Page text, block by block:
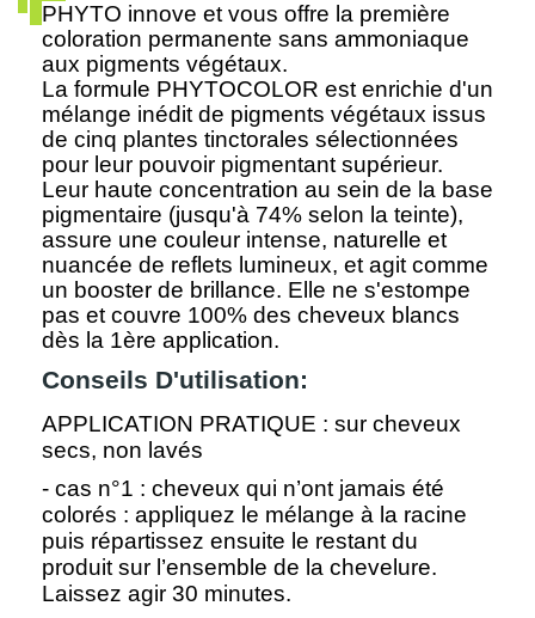
PHYTO innove et vous offre la première
coloration permanente sans ammoniaque
aux pigments végétaux.
La formule PHYTOCOLOR est enrichie d'un
mélange inédit de pigments végétaux issus
de cinq plantes tinctorales sélectionnées
pour leur pouvoir pigmentant supérieur.
Leur haute concentration au sein de la base
pigmentaire (jusqu'à 74% selon la teinte),
assure une couleur intense, naturelle et
nuancée de reflets lumineux, et agit comme
un booster de brillance. Elle ne s'estompe
pas et couvre 100% des cheveux blancs
dès la 1ère application.
Conseils D'utilisation:
APPLICATION PRATIQUE : sur cheveux
secs, non lavés
- cas n°1 : cheveux qui n’ont jamais été
colorés : appliquez le mélange à la racine
puis répartissez ensuite le restant du
produit sur l’ensemble de la chevelure.
Laissez agir 30 minutes.